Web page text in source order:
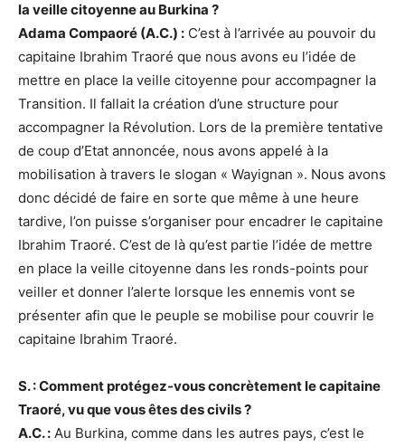
la veille citoyenne au Burkina ?
Adama Compaoré (A.C.) : C’est à l’arrivée au pouvoir du
capitaine Ibrahim Traoré que nous avons eu l’idée de
mettre en place la veille citoyenne pour accompagner la
Transition. Il fallait la création d’une structure pour
accompagner la Révolution. Lors de la première tentative
de coup d’Etat annoncée, nous avons appelé à la
mobilisation à travers le slogan « Wayignan ». Nous avons
donc décidé de faire en sorte que même à une heure
tardive, l’on puisse s’organiser pour encadrer le capitaine
Ibrahim Traoré. C’est de là qu’est partie l’idée de mettre
en place la veille citoyenne dans les ronds-points pour
veiller et donner l’alerte lorsque les ennemis vont se
présenter afin que le peuple se mobilise pour couvrir le
capitaine Ibrahim Traoré.
S. : Comment protégez-vous concrètement le capitaine
Traoré, vu que vous êtes des civils ?
A.C. : Au Burkina, comme dans les autres pays, c’est le